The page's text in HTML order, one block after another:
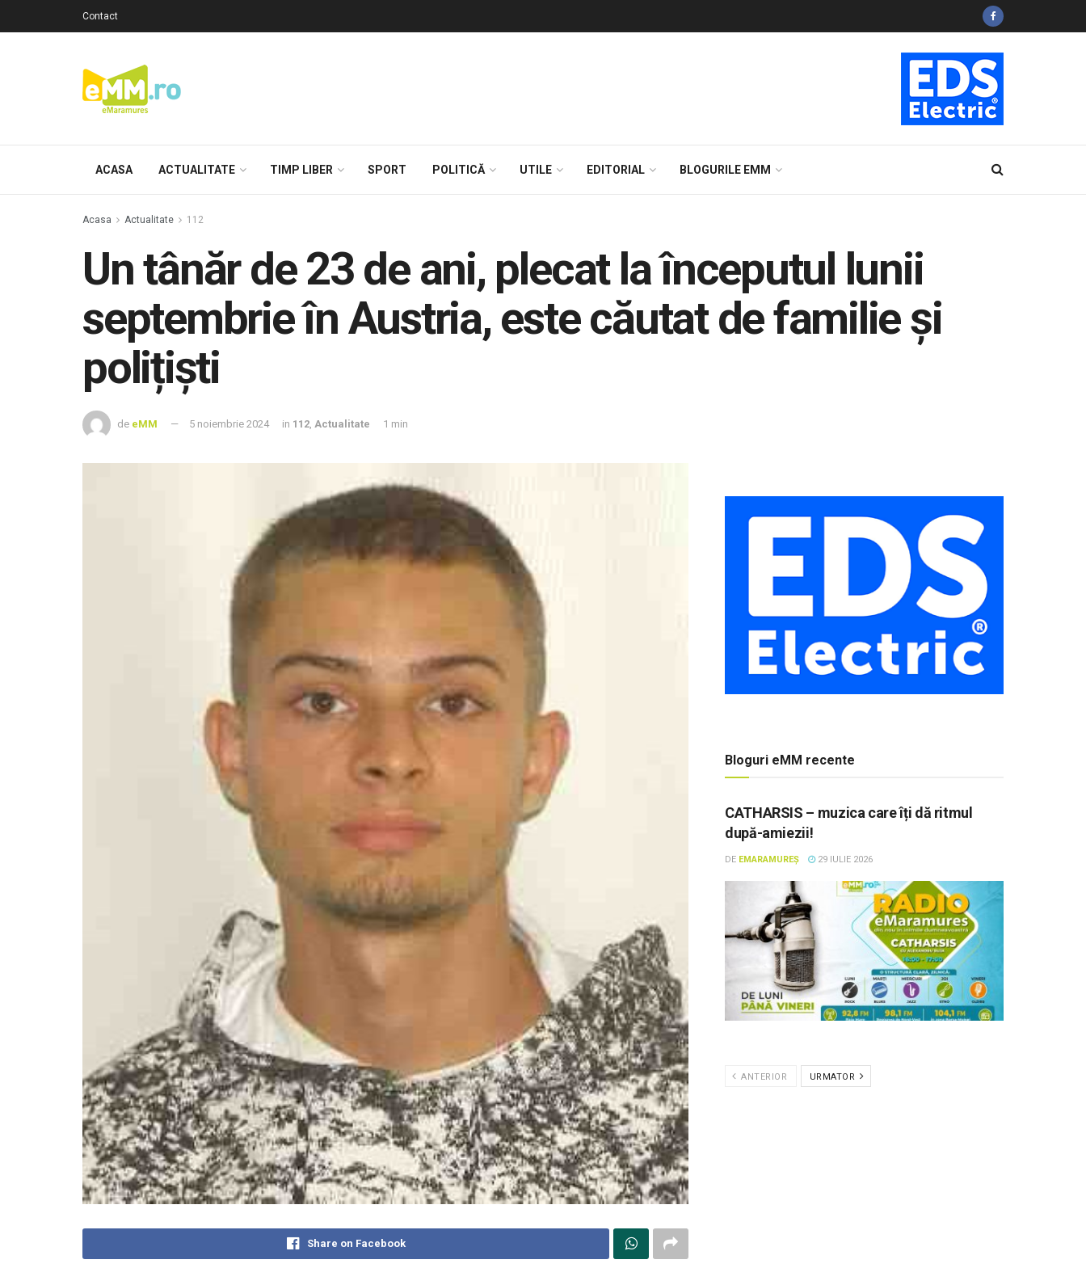
Contact
ACASA ACTUALITATE TIMP LIBER SPORT POLITICĂ UTILE EDITORIAL BLOGURILE EMM
Acasa Actualitate 112
Un tânăr de 23 de ani, plecat la începutul lunii
septembrie în Austria, este căutat de familie și
polițiști
de eMM 5 noiembrie 2024 in 112, Actualitate 1 min
Share on Facebook
Bloguri eMM recente
CATHARSIS – muzica care îți dă ritmul
după-amiezii!
DE EMARAMUREȘ 29 IULIE 2026
ANTERIOR URMATOR